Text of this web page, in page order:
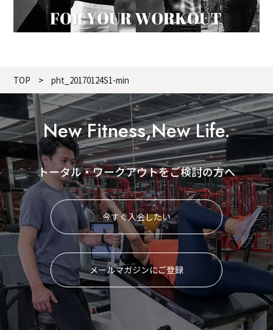
TOP pht_20170124S1-min
New Fitness,New Life.
トータル・ワークアウトをご検討の方へ
今すぐ入会したい
メールマガジンにご登録